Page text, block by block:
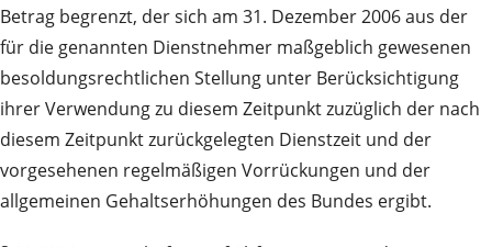
Betrag begrenzt, der sich am 31. Dezember 2006 aus der
für die genannten Dienstnehmer maßgeblich gewesenen
besoldungsrechtlichen Stellung unter Berücksichtigung
ihrer Verwendung zu diesem Zeitpunkt zuzüglich der nach
diesem Zeitpunkt zurückgelegten Dienstzeit und der
vorgesehenen regelmäßigen Vorrückungen und der
allgemeinen Gehaltserhöhungen des Bundes ergibt.